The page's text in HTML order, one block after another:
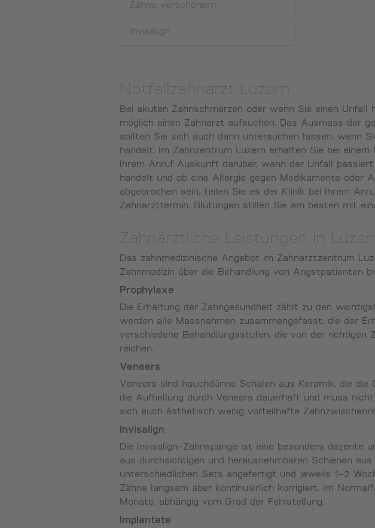
Zähne verschönern
Invisalign
Notfallzahnarzt Luzern
Bei akuten Zahnschmerzen oder wenn Sie einen
möglich einen Zahnarzt aufsuchen. Das Ausmass der
sollten Sie sich auch dann untersuchen lassen, wenn
handelt. Im Zahnzentrum Luzern erhalten Sie bei
Ihrem Anruf Auskunft darüber, wann der Unfall
handelt und ob eine Allergie gegen Medikamente oder
abgebrochen sein, teilen Sie es der Klinik bei Ihrem
Zahnarzttermin. Blutungen stillen Sie am besten mit
Zahnärztliche Leistungen in
Das zahnmedizinische Angebot im Zahnarztzentrum
Zahnmedizin über die Behandlung von Angstpatienten
Prophylaxe
Die Erhaltung der Zahngesundheit zählt zu den
werden alle Massnahmen zusammengefasst, die der
verschiedene Behandlungsstufen, die von der richtigen
reichen.
Veneers
Veneers sind hauchdünne Schalen aus Keramik, die
die Aufhellung durch Veneers dauerhaft und muss
sich auch ästhetisch wenig vorteilhafte
Invisalign
Die Invisalign-Zahnspange ist eine besonders dezente
aus durchsichtigen und herausnehmbaren Schienen
unterschiedlichen Sets angefertigt und jeweils 1–2
Zähne langsam aber kontinuierlich korrigiert. Im
Monate, abhängig vom Grad der Fehlstellung.
Implantate